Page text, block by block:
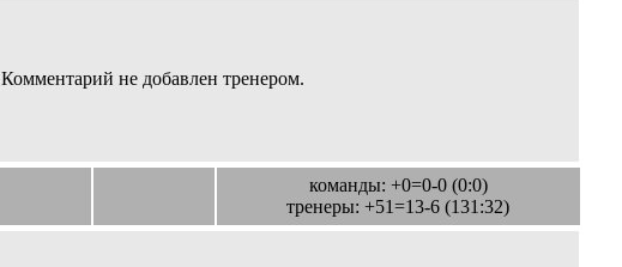
Комментарий не добавлен тренером.
команды: +0=0-0 (0:0)
тренеры: +51=13-6 (131:32)